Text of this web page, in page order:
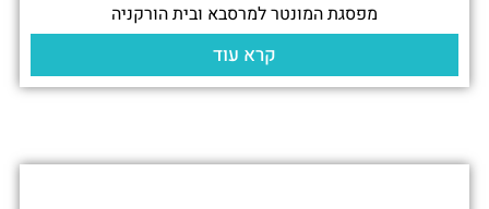
מפסגת המונטר למרסבא ובית הורקניה
קרא עוד